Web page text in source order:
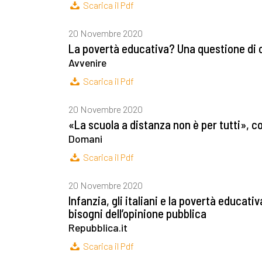
Scarica il Pdf
20 Novembre 2020
La povertà educativa? Una questione di
Avvenire
Scarica il Pdf
20 Novembre 2020
«La scuola a distanza non è per tutti»,
Domani
Scarica il Pdf
20 Novembre 2020
Infanzia, gli italiani e la povertà
bisogni dell’opinione pubblica
Repubblica.it
Scarica il Pdf